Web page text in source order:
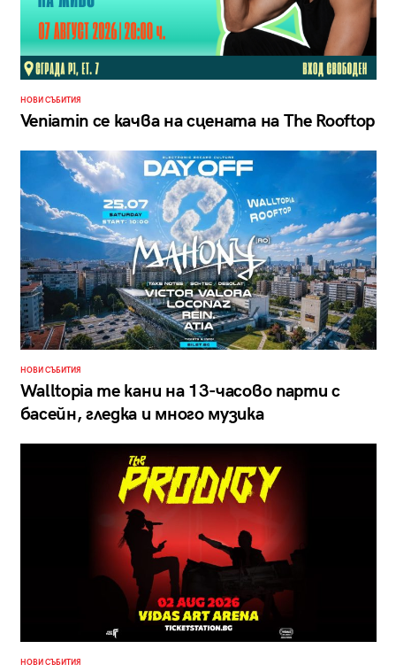
НОВИ СЪБИТИЯ
Veniamin се качва на сцената на The Rooftop
НОВИ СЪБИТИЯ
Walltopia те кани на 13-часово парти с
басейн, гледка и много музика
НОВИ СЪБИТИЯ